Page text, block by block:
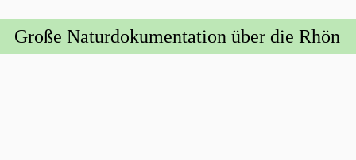
Große Naturdokumentation über die Rhön